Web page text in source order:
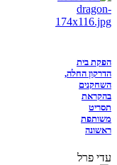
הפקת בית
הדרקון החלה,
השחקנים
בהקראת
תסריט
משותפת
ראשונה
עדי פרל